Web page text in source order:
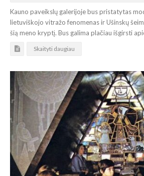
Kauno paveikslų galerijoje bus pristatytas
lietuviškojo vitražo fenomenas ir Ušinskų
šią meno kryptį. Bus galima plačiau išgirsti
Skaityti daugiau